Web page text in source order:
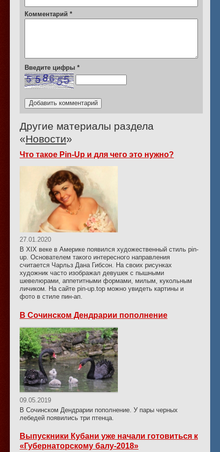
Комментарий *
Введите цифры *
Другие материалы раздела
«Новости»
Что такое Pin-Up и для чего это нужно?
27.01.2020
В XIX веке в Америке появился художественный стиль pin-
up. Основателем такого интересного направления
считается Чарльз Дана Гибсон. На своих рисунках
художник часто изображал девушек с пышными
шевелюрами, аппетитными формами, милым, кукольным
личиком. На сайте pin-up.top можно увидеть картины и
фото в стиле пин-ап.
В Сочинском Дендрарии пополнение
09.05.2019
В Сочинском Дендрарии пополнение. У пары черных
лебедей появились три птенца.
Выпускники Кубани уже начали готовиться к
«Губернаторскому балу-2018»